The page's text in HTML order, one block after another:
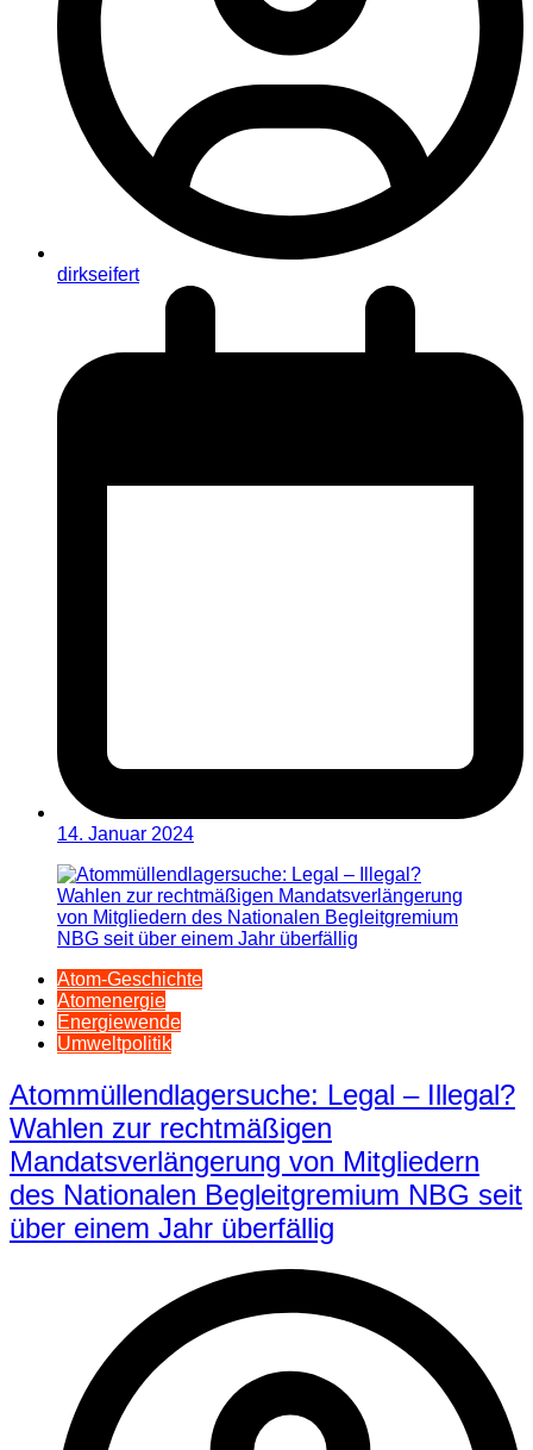
dirkseifert
14. Januar 2024
Atom-Geschichte
Atomenergie
Energiewende
Umweltpolitik
Atommüllendlagersuche: Legal – Illegal?
Wahlen zur rechtmäßigen
Mandatsverlängerung von Mitgliedern
des Nationalen Begleitgremium NBG seit
über einem Jahr überfällig